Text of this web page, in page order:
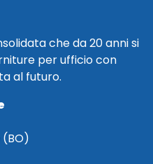
che da 20 anni si
per ufficio con
al futuro.
(BO)